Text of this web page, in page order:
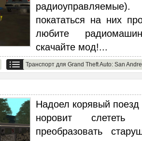
покататься на них
любите
скачайте мод!...
Транспорт для Grand Theft Auto: San
Надоел корявый поезд
норовит
преобразовать